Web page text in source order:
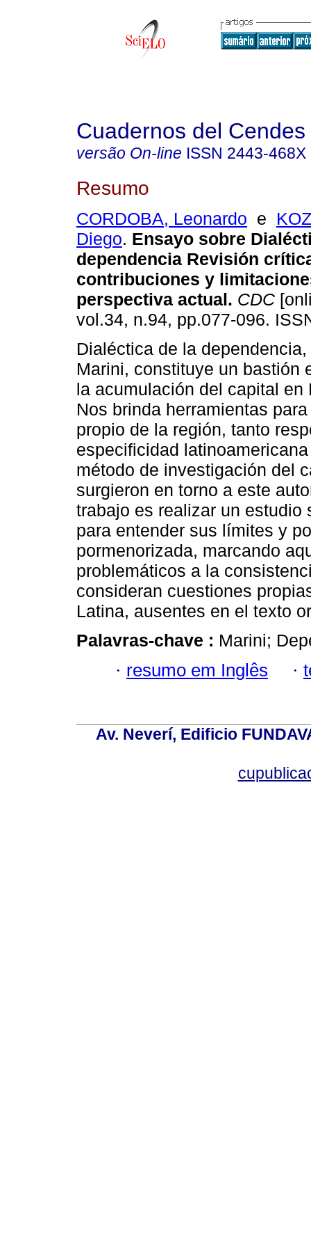
Cuadernos del Cendes
versão On-line ISSN 2443-468X
Resumo
CORDOBA, Leonardo e
Diego. Ensayo sobre
dependencia Revisión
contribuciones y
perspectiva actual. CDC
vol.34, n.94, pp.077-096.
Dialéctica de la
Marini, constituye un bastión
la acumulación del capital en
Nos brinda herramientas
propio de la región, tanto
especificidad
método de investigación del
surgieron en torno a este
trabajo es realizar un
para entender sus límites y
pormenorizada, marcando
problemáticos a la
consideran cuestiones
Latina, ausentes en el texto
Palavras-chave : Marini;
· resumo em Inglês ·
Av. Neverí, Edificio